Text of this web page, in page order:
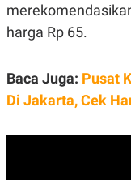
harga Rp 65.
Baca Juga: Pusat
Di Jakarta, Cek